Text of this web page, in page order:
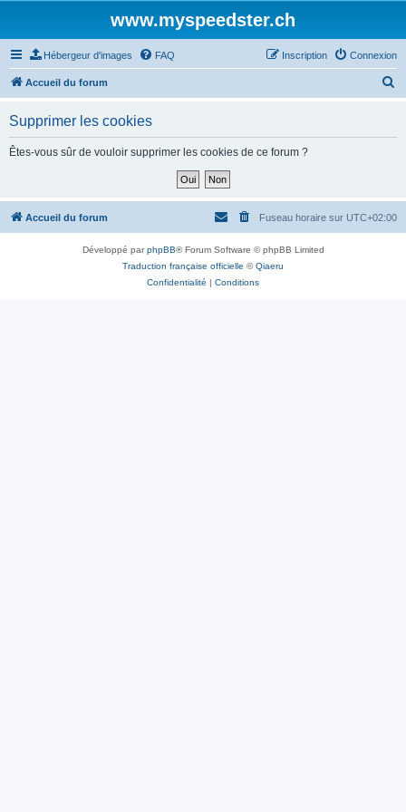
www.myspeedster.ch
Hébergeur d'images FAQ Connexion
Inscription
Accueil du forum
h
Supprimer les cookies
Êtes-vous sûr de vouloir supprimer les cookies de ce forum ?
Accueil du forum Fuseau horaire sur UTC+02:00
Développé parphpBB® Forum Software © phpBB Limited
Traduction française officielle ©Qiaeru
Confidentialité | Conditions